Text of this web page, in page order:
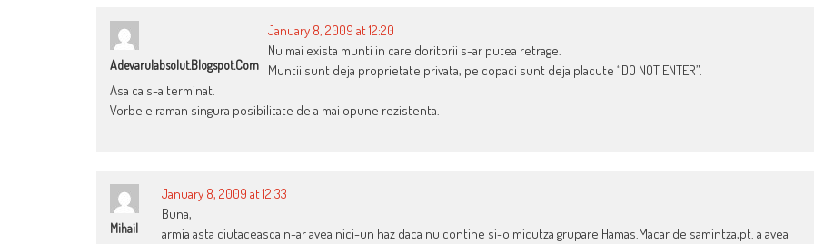
Adevarulabsolut.blogspot.com
January 8, 2009 at 12:20
Nu mai exista munti in care doritorii s-ar putea retrage.
Muntii sunt deja proprietate privata, pe copaci sunt deja placute “DO NOT ENTER”.
Asa ca s-a terminat.
Vorbele raman singura posibilitate de a mai opune rezistenta.
Mihail
January 8, 2009 at 12:33
Buna,
armia asta ciutaceasca n-ar avea nici-un haz daca nu contine si-o micutza grupare Hamas.Macar de samintza,pt. a avea